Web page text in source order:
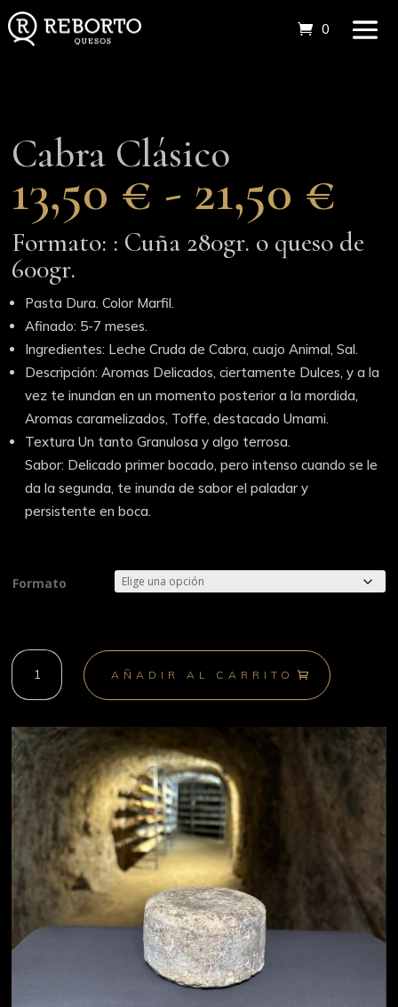
0
Cabra Clásico
13,50 € - 21,50 €
Formato: : Cuña 280gr. o queso de
600gr.
Pasta Dura. Color Marfil.
Afinado: 5-7 meses.
Ingredientes: Leche Cruda de Cabra, cuajo Animal, Sal.
Descripción: Aromas Delicados, ciertamente Dulces, y a la
vez te inundan en un momento posterior a la mordida,
Aromas caramelizados, Toffe, destacado Umami.
Textura Un tanto Granulosa y algo terrosa.
Sabor: Delicado primer bocado, pero intenso cuando se le
da la segunda, te inunda de sabor el paladar y
persistente en boca.
Formato
Cabra
Clásico
cantidad
AÑADIR AL CARRITO